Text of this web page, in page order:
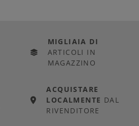
MIGLIAIA DI
ARTICOLI IN
MAGAZZINO
ACQUISTARE
LOCALMENTE DAL
RIVENDITORE